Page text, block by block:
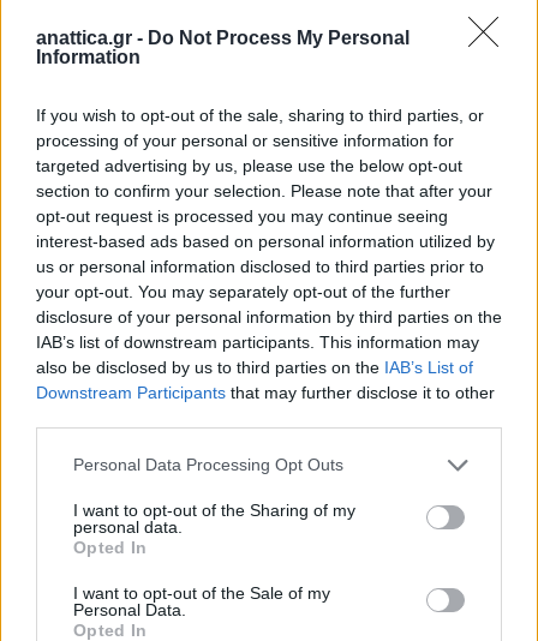
anattica.gr - Do Not Process My Personal
Information
If you wish to opt-out of the sale, sharing to third parties, or
processing of your personal or sensitive information for
targeted advertising by us, please use the below opt-out
section to confirm your selection. Please note that after your
opt-out request is processed you may continue seeing
interest-based ads based on personal information utilized by
us or personal information disclosed to third parties prior to
your opt-out. You may separately opt-out of the further
disclosure of your personal information by third parties on the
IAB’s list of downstream participants. This information may
also be disclosed by us to third parties on the IAB’s List of
Downstream Participants that may further disclose it to other
Personal Data Processing Opt Outs
I want to opt-out of the Sharing of my
personal data.
Opted In
I want to opt-out of the Sale of my
Personal Data.
Opted In
Θέλω να ευχαριστήσω θερμά τον φυσικοθεραπευτή
Νίκο Φιλίππου, ο οποίος από την πρώτη στιγμή που
άμεσα και προσφέρει εθελοντικά τις υπηρεσίες του,
βρισκόμενος κάθε ημέρα σε διαφορετικό ΚΑΠΗ.
Ένας εξαιρετικός επαγγελματίας, αλλά πάνω απ’ όλα
ένας άνθρωπος με διάθεση προσφοράς και
ευαισθησία.
Νίκο, σε ευχαριστούμε θερμά!
Ξεκινήσαμε από το 1ο ΚΑΠΗ Καλυβίων και
συνεχίζουμε από τη Δευτέρα σε όλα τα υπόλοιπα.
πρόγραμμα ανά ΚΑΠΗ.